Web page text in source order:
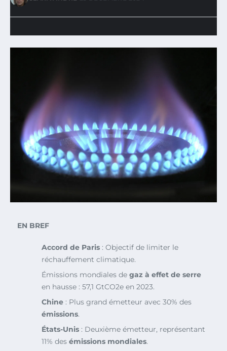
EN BREF
Accord de Paris : Objectif de limiter le
réchauffement climatique.
Émissions mondiales de gaz à effet de serre
en hausse : 57,1 GtCO2e en 2023.
Chine : Plus grand émetteur avec 30% des
émissions.
États-Unis : Deuxième émetteur, représentant
11% des émissions mondiales.